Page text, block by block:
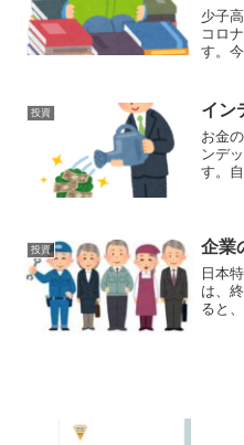
少子
コロ
す。
と考
じ、
投資 イン
お金
ンデ
す。
ンデ
投資 企業
日本
は、
ると